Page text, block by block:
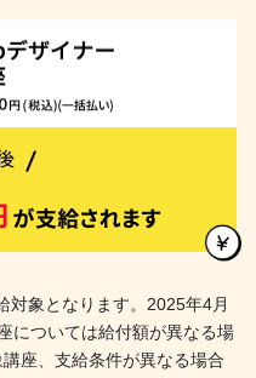
対象となります。2025年4月
については給付額が異なる場
座、支給条件が異なる場合